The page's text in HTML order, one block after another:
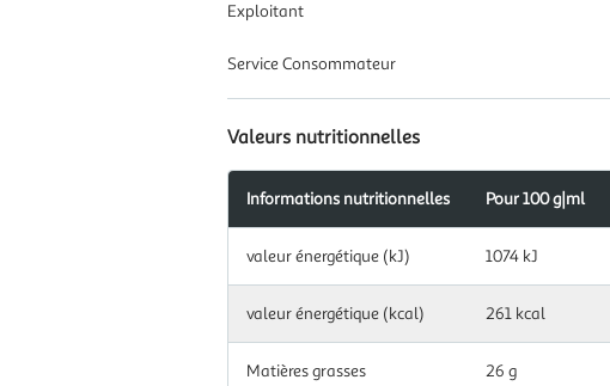
Exploitant
Service Consommateur
Valeurs nutritionnelles
nutritionnelles
pour
g|ml
Informations nutritionnelles Pour 100 g|ml
valeur énergétique (kJ) 1074 kJ
valeur énergétique (kcal) 261 kcal
Matières grasses 26 g